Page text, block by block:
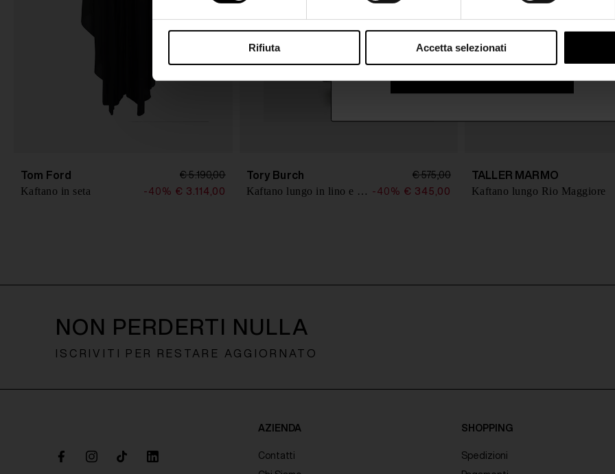
e
s
Rifiuta Accetta selezionati
Tom Ford € 5.190,00
Kaftano in seta -40% € 3.114,00
Tory Burch € 575,00
Kaftano lungo in lino e seta -40% € 345,00
TALLER MARMO
Kaftano lungo Rio Maggiore
NON PERDERTI NULLA
ISCRIVITI PER RESTARE AGGIORNATO
AZIENDA
Contatti
SHOPPING
Spedizioni